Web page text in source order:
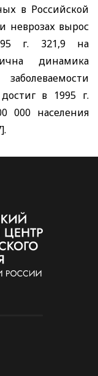
в Российской
неврозах вырос
г. 321,9 на
динамика
в 1995 г.
000 населения